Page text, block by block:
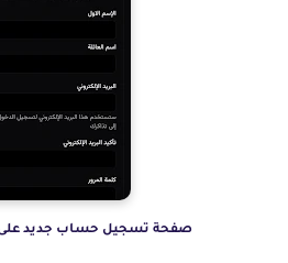
صفحة تسجيل حساب جديد